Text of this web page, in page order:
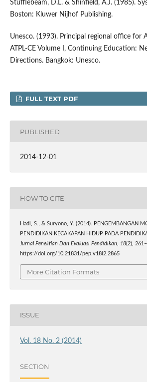
Stufflebeam, D.L. & Shinfield, A.J. (1985).
Boston: Kluwer Nijhof Publishing.
Unesco. (1993). Principal regional office for
ATPL-CE Volume I, Continuing Education:
Directions. Bangkok: Unesco.
FULL TEXT PDF
PUBLISHED
2014-12-01
HOW TO CITE
Hadi, S., & Suryono, Y. (2014). PENGEMBANGAN
PENDIDIKAN KECAKAPAN HIDUP PADA
Jurnal Penelitian Dan Evaluasi Pendidikan, 18(2),
https://doi.org/10.21831/pep.v18i2.2865
More Citation Formats
ISSUE
Vol. 18 No. 2 (2014)
SECTION